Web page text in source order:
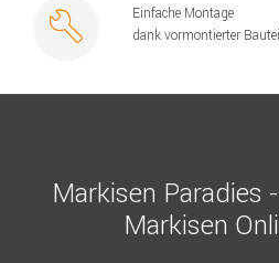
Einfache Montage
dank vormontierter
Markisen Paradies
Markisen